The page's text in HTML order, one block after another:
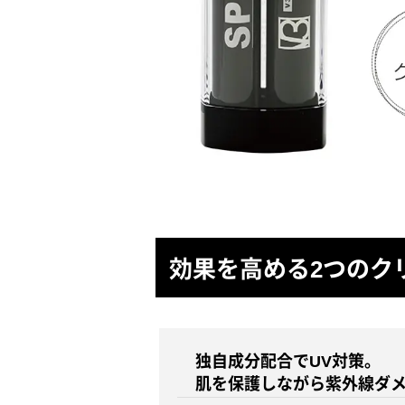
効果を高める2つのク
独自成分配合でUV対策。
肌を保護しながら紫外線ダ